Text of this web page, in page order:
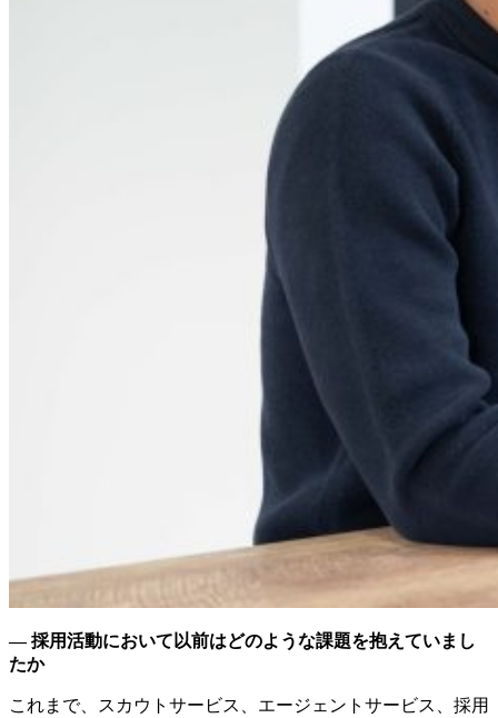
― 採用活動において以前はどのような課題を抱えていまし
たか
これまで、スカウトサービス、エージェントサービス、採用